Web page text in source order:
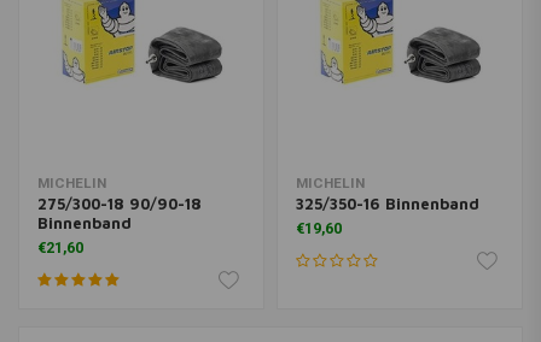
MICHELIN
275/300-18 90/90-18
Binnenband
€21,60
MICHELIN
325/350-16 Binnenband
€19,60